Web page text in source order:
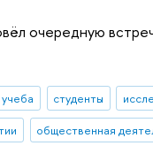
очередную
студенты
общественная